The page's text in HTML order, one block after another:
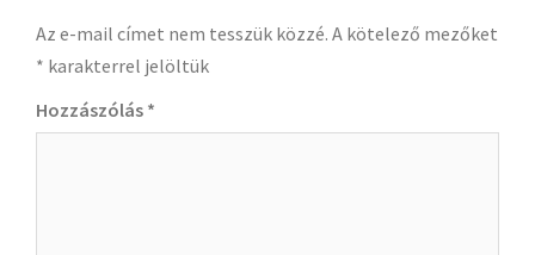
Az e-mail címet nem tesszük közzé. A kötelező mezőket
* karakterrel jelöltük
Hozzászólás *